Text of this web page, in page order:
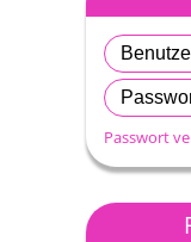
Passwort